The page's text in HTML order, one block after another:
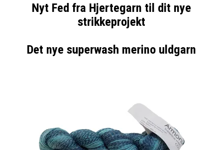
Nyt Fed fra Hjertegarn til dit nye
strikkeprojekt
Det nye superwash merino uldgarn